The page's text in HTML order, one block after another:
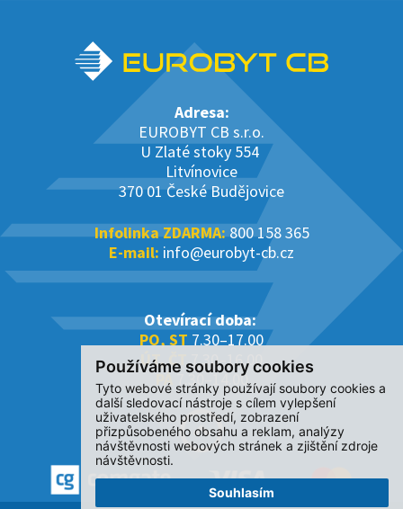
Používáme soubory cookies
Tyto webové stránky používají soubory cookies a
další sledovací nástroje s cílem vylepšení
uživatelského prostředí, zobrazení
přizpůsobeného obsahu a reklam, analýzy
návštěvnosti webových stránek a zjištění zdroje
návštěvnosti.
Souhlasím
Adresa:
EUROBYT CB s.r.o.
U Zlaté stoky 554
Litvínovice
370 01 České Budějovice
Infolinka ZDARMA:800 158 365
E-mail: info@eurobyt-cb.cz
Otevírací doba:
PO, ST 7.30–17.00
ÚT, ČT7.30–16.00
PÁ7.30–14.00